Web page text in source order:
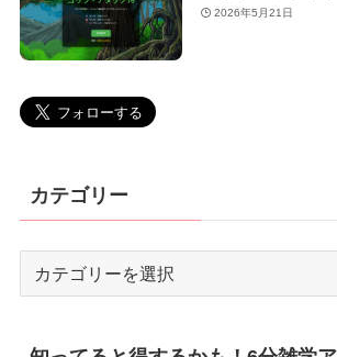
2026年5月21日
カテゴリー
リ